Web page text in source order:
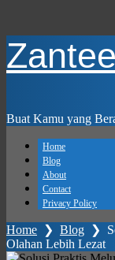
Skip
to
main
Buat Kamu yang
Home
Blog
About
Contact
Privacy Policy
Home ❯ Blog ❯
Olahan Lebih Lezat